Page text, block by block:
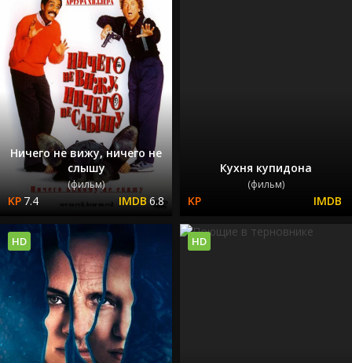
Ничего не вижу, ничего не
слышу
(фильм)
7.4 6.8
Кухня купидона
(фильм)
HD HD